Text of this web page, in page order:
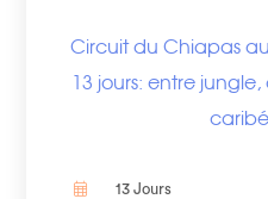
Circuit du Chiapas
13 jours: entre
13 Jours